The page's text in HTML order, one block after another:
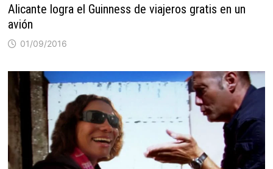
Alicante logra el Guinness de viajeros gratis en un
avión
01/09/2016